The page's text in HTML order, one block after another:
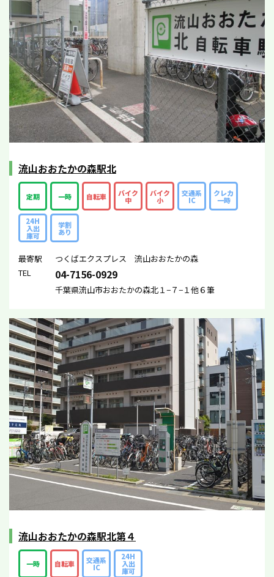
流山おおたかの森駅北
定期 一時 自転車 バイク
中
バイク
小
交通系
IC
クレカ
一時
24H
入出
庫可
学割
あり
最寄駅
つくばエクスプレス 流山おおたかの森
TEL
04-7156-0929
千葉県流山市おおたかの森北１−７−１他６筆
流山おおたかの森駅北第４
一時 自転車 交通系
IC
24H
入出
庫可